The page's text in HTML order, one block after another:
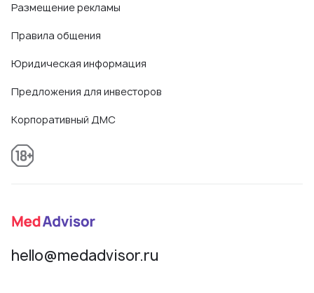
Размещение рекламы
Правила общения
Юридическая информация
Предложения для инвесторов
Корпоративный ДМС
hello@medadvisor.ru